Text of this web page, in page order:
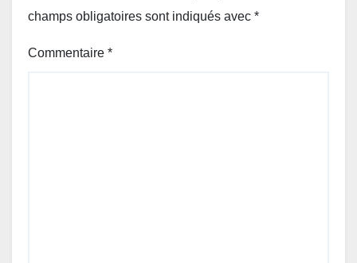
champs obligatoires sont indiqués avec *
Commentaire *